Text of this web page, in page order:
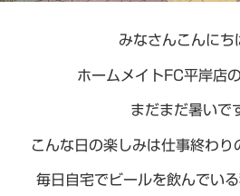
みなさんこんに
ホームメイトFC平岸店
まだまだ暑いで
こんな日の楽しみは仕事終わり
毎日自宅でビールを飲んでいる